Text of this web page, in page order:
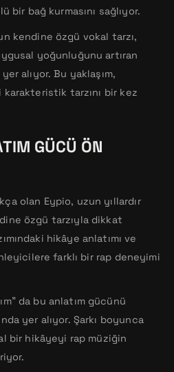
bir bağ kurmasını sağlıyor.
kendine özgü vokal tarzı,
yoğunluğunu artıran
alıyor. Bu yaklaşım,
karakteristik tarzını bir kez
GÜCÜ ÖN
olan Eypio, uzun yıllardır
özgü tarzıyla dikkat
hikâye anlatımı ve
farklı bir rap deneyimi
da bu anlatım gücünü
yer alıyor. Şarkı boyunca
bir hikâyeyi rap müziğin